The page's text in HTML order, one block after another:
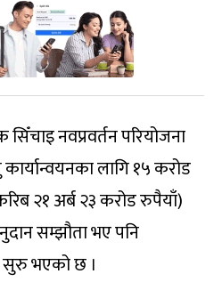
सिँचाइ नवप्रवर्तन परियोजना
लागि १५ करोड
२१ अर्ब २३ करोड रुपैयाँ)
सम्झौता भए पनि
सुरु भएको छ ।